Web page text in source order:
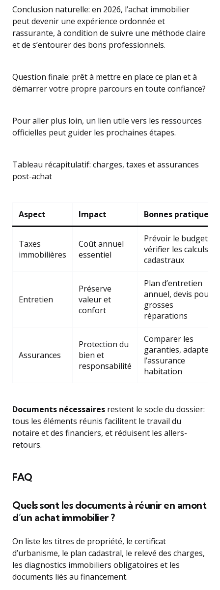
Conclusion naturelle: en 2026, l’achat immobilier
peut devenir une expérience ordonnée et
rassurante, à condition de suivre une méthode claire
et de s’entourer des bons professionnels.
Question finale: prêt à mettre en place ce plan et à
démarrer votre propre parcours en toute confiance?
Pour aller plus loin, un lien utile vers les ressources
officielles peut guider les prochaines étapes.
Tableau récapitulatif: charges, taxes et assurances
post-achat
Aspect Impact Bonnes pratiques
Taxes
immobilières
Coût annuel
essentiel
Prévoir le budget,
vérifier les calculs
cadastraux
Entretien
Préserve
valeur et
confort
Plan d’entretien
annuel, devis pour
grosses
réparations
Assurances
Protection du
bien et
responsabilité
Comparer les
garanties, adapter
l’assurance
habitation
Documents nécessaires restent le socle du dossier:
tous les éléments réunis facilitent le travail du
notaire et des financiers, et réduisent les allers-
retours.
FAQ
Quels sont les documents à réunir en amont
d’un achat immobilier ?
On liste les titres de propriété, le certificat
d’urbanisme, le plan cadastral, le relevé des charges,
les diagnostics immobiliers obligatoires et les
documents liés au financement.